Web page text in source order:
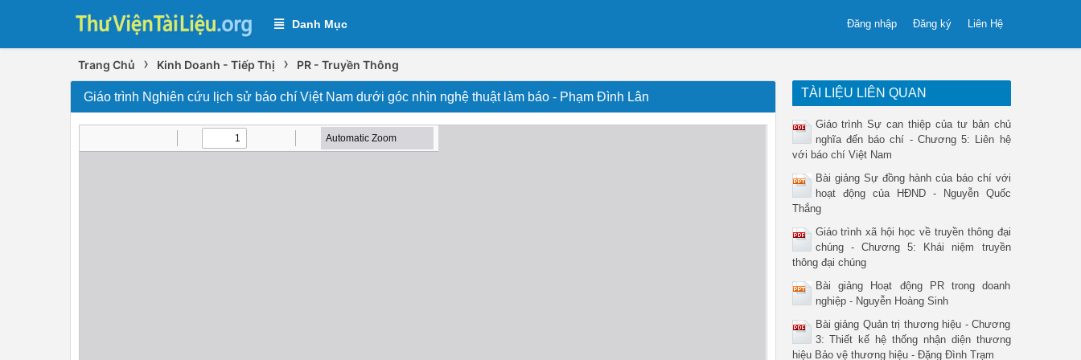
Danh Mục Liên Hệ
Đăng ký
Đăng nhập
Trang Chủ › Kinh Doanh - Tiếp Thị › PR - Truyền Thông
Giáo trình Nghiên cứu lịch sử báo chí Việt Nam dưới góc nhìn nghệ thuật làm báo - Phạm Đình Lân TÀI LIỆU LIÊN QUAN
Giáo trình Sự can thiệp của tư bản chủ
nghĩa đến báo chí - Chương 5: Liên hệ
với báo chí Việt Nam
Bài giảng Sự đồng hành của báo chí với
hoạt động của HĐND - Nguyễn Quốc
Thắng
Giáo trình xã hội học về truyền thông đại
chúng - Chương 5: Khái niệm truyền
thông đại chúng
Bài giảng Hoạt động PR trong doanh
nghiệp - Nguyễn Hoàng Sinh
Bài giảng Quản trị thương hiệu - Chương
3: Thiết kế hệ thống nhận diện thương
hiệu Bảo vệ thương hiệu - Đặng Đình Trạm